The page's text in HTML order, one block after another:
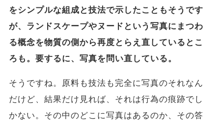
をシンプルな組成と技法で示したこともそうです
が、ランドスケープやヌードという写真にまつわ
る概念を物質の側から再度とらえ直しているとこ
ろも。要するに、写真を問い直している。
そうですね。原料も技法も完全に写真のそれなん
だけど、結果だけ見れば、それは行為の痕跡でし
かない。その中のどこに写真はあるのか、その答